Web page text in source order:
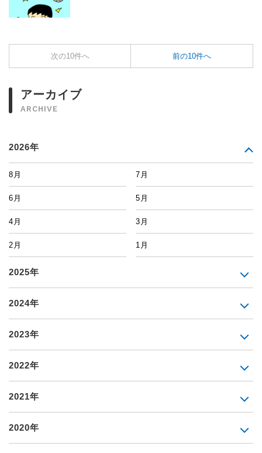
次の10件へ 前の10件へ
アーカイブ
ARCHIVE
2026年
8月 7月
6月 5月
4月 3月
2月 1月
2025年
2024年
2023年
2022年
2021年
2020年